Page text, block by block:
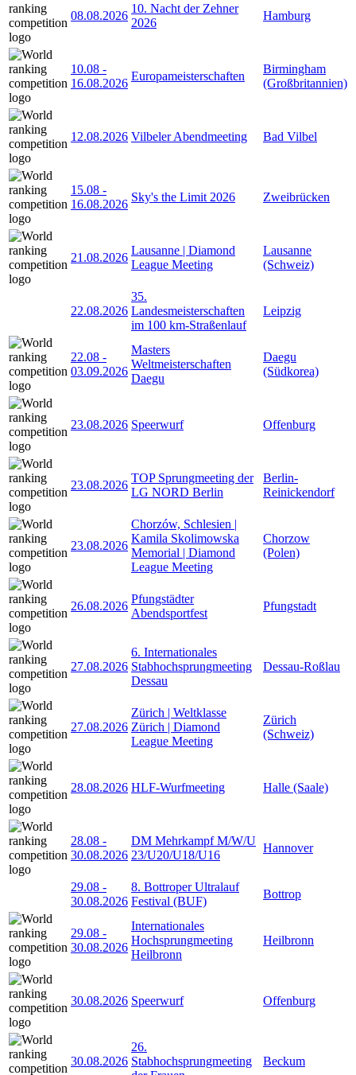
08.08.2026
10. Nacht der Zehner
2026
Hamburg
10.08 -
16.08.2026
Europameisterschaften
Birmingham
(Großbritannien)
12.08.2026 Vilbeler Abendmeeting Bad Vilbel
15.08 -
16.08.2026
Sky's the Limit 2026 Zweibrücken
21.08.2026
Lausanne | Diamond
League Meeting
Lausanne
(Schweiz)
22.08.2026
35.
Landesmeisterschaften
im 100 km-Straßenlauf
Leipzig
22.08 -
03.09.2026
Masters
Weltmeisterschaften
Daegu
Daegu
(Südkorea)
23.08.2026 Speerwurf Offenburg
23.08.2026
TOP Sprungmeeting der
LG NORD Berlin
Berlin-
Reinickendorf
23.08.2026
Chorzów, Schlesien |
Kamila Skolimowska
Memorial | Diamond
League Meeting
Chorzow
(Polen)
26.08.2026
Pfungstädter
Abendsportfest
Pfungstadt
27.08.2026
6. Internationales
Stabhochsprungmeeting
Dessau
Dessau-Roßlau
27.08.2026
Zürich | Weltklasse
Zürich | Diamond
League Meeting
Zürich
(Schweiz)
28.08.2026 HLF-Wurfmeeting Halle (Saale)
28.08 -
30.08.2026
DM Mehrkampf M/W/U
23/U20/U18/U16
Hannover
29.08 -
30.08.2026
8. Bottroper Ultralauf
Festival (BUF)
Bottrop
29.08 -
30.08.2026
Internationales
Hochsprungmeeting
Heilbronn
Heilbronn
30.08.2026 Speerwurf Offenburg
30.08.2026
26.
Stabhochsprungmeeting
Beckum